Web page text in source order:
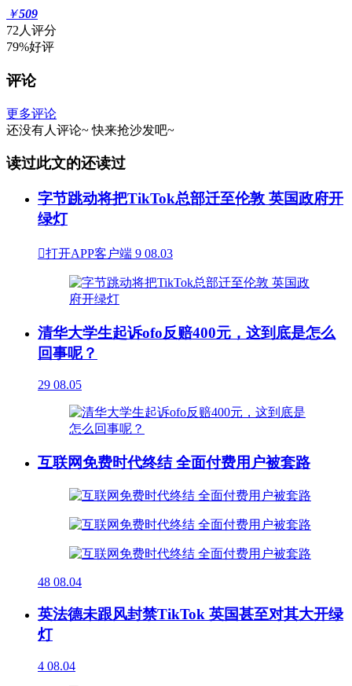
￥509
72人评分
79%好评
评论
更多评论
还没有人评论~ 快来抢沙发吧~
读过此文的还读过
字节跳动将把TikTok总部迁至伦敦 英国政府开
绿灯
打开APP客户端 9 08.03
清华大学生起诉ofo反赔400元，这到底是怎么
回事呢？
29 08.05
互联网免费时代终结 全面付费用户被套路
48 08.04
英法德未跟风封禁TikTok 英国甚至对其大开绿
灯
4 08.04